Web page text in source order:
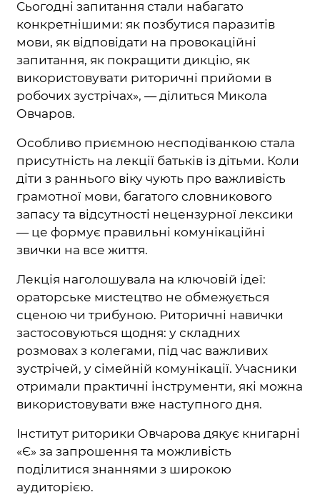
Сьогодні запитання стали набагато
конкретнішими: як позбутися паразитів
мови, як відповідати на провокаційні
запитання, як покращити дикцію, як
використовувати риторичні прийоми в
робочих зустрічах», — ділиться Микола
Овчаров.
Особливо приємною несподіванкою стала
присутність на лекції батьків із дітьми. Коли
діти з раннього віку чують про важливість
грамотної мови, багатого словникового
запасу та відсутності нецензурної лексики
— це формує правильні комунікаційні
звички на все життя.
Лекція наголошувала на ключовій ідеї:
ораторське мистецтво не обмежується
сценою чи трибуною. Риторичні навички
застосовуються щодня: у складних
розмовах з колегами, під час важливих
зустрічей, у сімейній комунікації. Учасники
отримали практичні інструменти, які можна
використовувати вже наступного дня.
Інститут риторики Овчарова дякує книгарні
«Є» за запрошення та можливість
поділитися знаннями з широкою
аудиторією.